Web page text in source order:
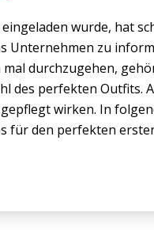
wurde, hat
Unternehmen zu
durchzugehen,
des perfekten Outfits.
wirken. In
für den perfekten